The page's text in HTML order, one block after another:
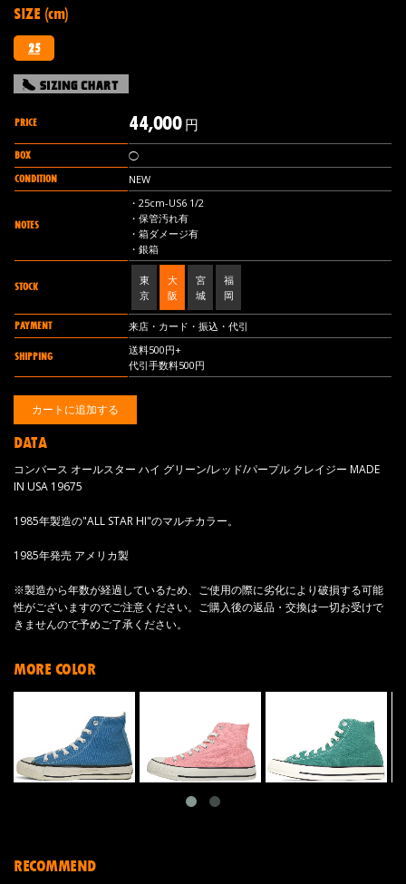
SIZE (cm)
25
PRICE 44,000円
BOX ◯
CONDITION NEW
NOTES
・25cm-US6 1/2
・保管汚れ有
・箱ダメージ有
・銀箱
STOCK
東
京
大
阪
宮
城
福
岡
PAYMENT 来店・カード・振込・代引
SHIPPING
送料500円+
代引手数料500円
DATA
コンバース オールスター ハイ グリーン/レッド/パープル クレイジー MADE
IN USA 19675
1985年製造の"ALL STAR HI"のマルチカラー。
1985年発売 アメリカ製
※製造から年数が経過しているため、ご使用の際に劣化により破損する可能
性がございますのでご注意ください。ご購入後の返品・交換は一切お受けで
きませんので予めご了承ください。
MORE COLOR
RECOMMEND